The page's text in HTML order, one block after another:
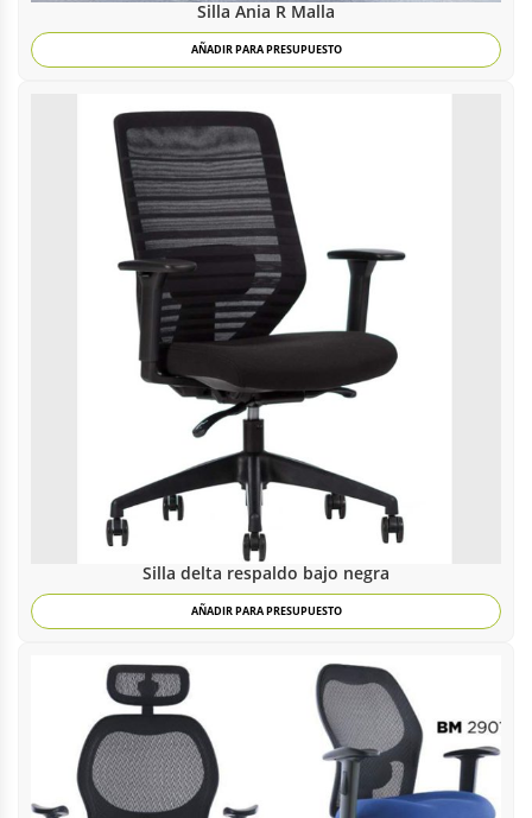
Silla Ania R Malla
AÑADIR PARA PRESUPUESTO
Silla delta respaldo bajo negra
AÑADIR PARA PRESUPUESTO